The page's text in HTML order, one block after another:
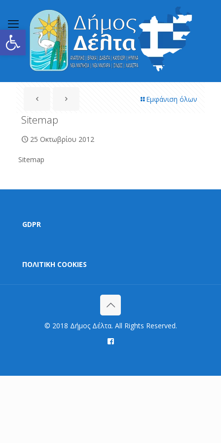
Ανοίξτε τη γραμμή εργαλείων
Εμφάνιση όλων
Sitemap
25 Οκτωβρίου 2012
Sitemap
GDPR
ΠΟΛΙΤΙΚΗ COOKIES
© 2018 Δήμος Δέλτα. All Rights Reserved.